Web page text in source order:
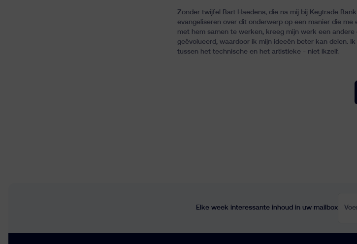
Zonder twijfel Bart Haedens, die na mij bij Keytrade
evangeliseren over dit onderwerp op een manier die
met hem samen te werken, kreeg mijn werk een
geëvolueerd, waardoor ik mijn ideeën beter kan delen.
tussen het technische en het artistieke - niet ikzelf.
Elke week interessante inhoud in uw mailbox